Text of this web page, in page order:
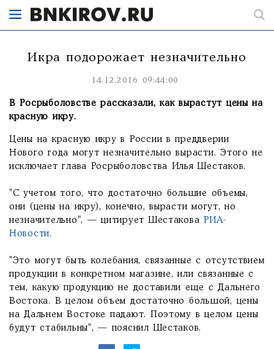
Икра подорожает незначительно
14.12.2016 09:44:00
В Росрыболовстве рассказали, как вырастут цены на
красную икру.
Цены на красную икру в России в преддверии
Нового года могут незначительно вырасти. Этого не
исключает глава Росрыболовства Илья Шестаков.
"С учетом того, что достаточно большие объемы,
они (цены на икру), конечно, вырасти могут, но
незначительно", — цитирует ШестаковаРИА-
Новости.
"Это могут быть колебания, связанные с отсутствием
продукции в конкретном магазине, или связанные с
тем, какую продукцию не доставили еще с Дальнего
Востока. В целом объем достаточно большой, цены
на Дальнем Востоке падают. Поэтому в целом цены
будут стабильны", — пояснил Шестаков.